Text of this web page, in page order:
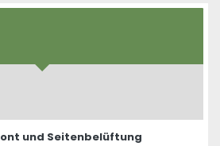
und Seitenbelüftung